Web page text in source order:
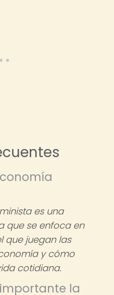
es una
que se enfoca en
que juegan las
y cómo
cotidiana.
la